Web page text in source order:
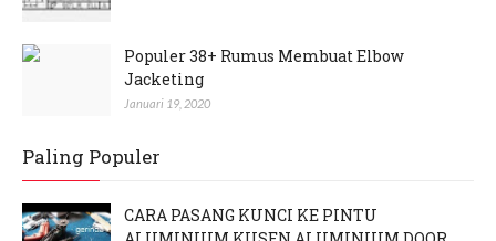
Populer 38+ Rumus Membuat Elbow
Jacketing
Januari 19, 2020
Paling Populer
CARA PASANG KUNCI KE PINTU